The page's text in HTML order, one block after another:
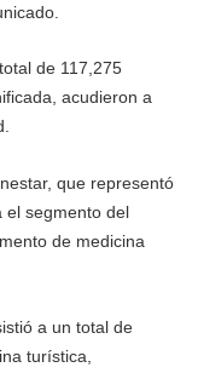
de 117,275
acudieron a
que representó
el segmento del
de medicina
a un total de
turística,